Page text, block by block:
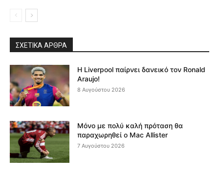
ΣΧΕΤΙΚΆ ΆΡΘΡΑ
Η Liverpool παίρνει δανεικό τον Ronald
Araujo!
8 Αυγούστου 2026
Μόνο με πολύ καλή πρόταση θα
παραχωρηθεί ο Mac Allister
7 Αυγούστου 2026